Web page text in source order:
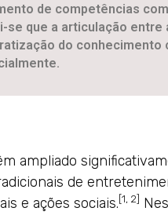
de competências
que a articulação entre
do conhecimento
ampliado
de
e ações sociais.[1, 2]